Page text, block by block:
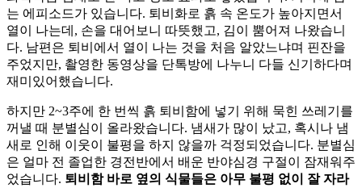
는 에피소드가 있습니다. 퇴비화로 흙 속 온도가 높아지면서
열이 나는데, 손을 대어보니 따뜻했고, 김이 뿜어져 나왔습니
다. 남편은 퇴비에서 열이 나는 것을 처음 알았느냐며 핀잔을
주었지만, 촬영한 동영상을 단톡방에 나누니 다들 신기하다며
재미있어했습니다.
하지만 2~3주에 한 번씩 흙 퇴비함에 넣기 위해 묵힌 쓰레기를
꺼낼 때 분별심이 올라왔습니다. 냄새가 많이 났고, 혹시나 냄
새로 인해 이웃이 불평을 하지 않을까 걱정되었습니다. 분별심
은 얼마 전 졸업한 경전반에서 배운 반야심경 구절이 잠재워주
었습니다. 퇴비함 바로 옆의 식물들은 아무 불평 없이 잘 자라